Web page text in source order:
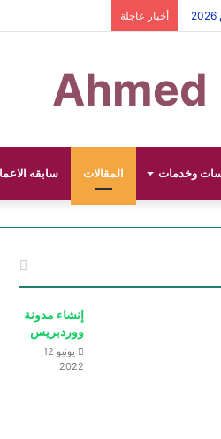
أخبار عاجلة
Ahmed
وخدمات المقالات سابقه
إنشاء مدونة
ووردبريس
يونيو 12,
2022